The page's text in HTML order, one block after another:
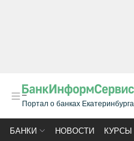
Портал о банках Екатеринбурга
БАНКИ НОВОСТИ